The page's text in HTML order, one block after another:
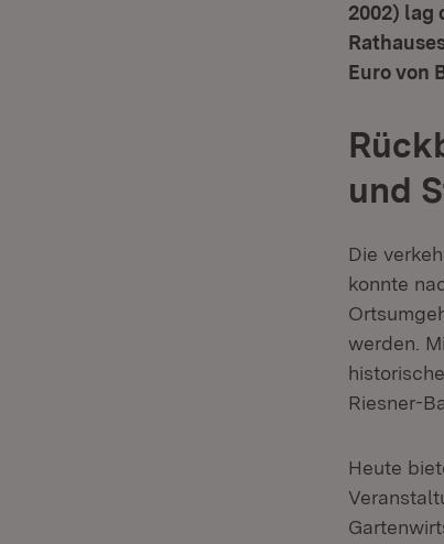
2002) lag
Euro von
und
Die
konnte
werden.
Riesner-
Heute